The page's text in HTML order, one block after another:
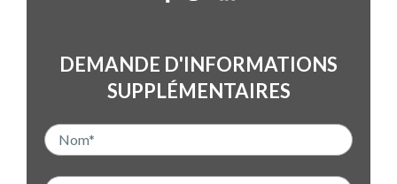
DEMANDE D'INFORMATIONS
SUPPLÉMENTAIRES